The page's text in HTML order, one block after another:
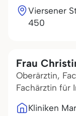
Viersener
450
Frau
Oberärztin,
Fachärztin für
Kliniken